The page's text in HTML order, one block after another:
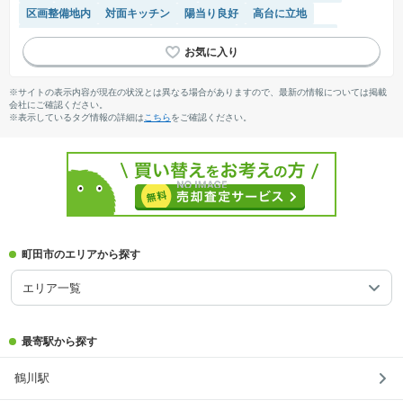
区画整備地内
対面キッチン 陽当り良好
高台に立地
接面道路の幅が６m以上
トイレ2個以上
システムキッチン
２面採光
ウッドデッキ
※サイトの表示内容が現在の状況とは異なる場合がありますので、最新の情報については掲載
会社にご確認ください。
※表示しているタグ情報の詳細は こちらをご確認ください。
町田市のエリアから探す
エリア一覧
最寄駅から探す
鶴川駅